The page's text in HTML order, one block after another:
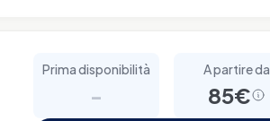
Prima disponibilità
-
A partire da
85€